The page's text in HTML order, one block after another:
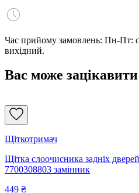
Час прийому замовлень: Пн-Пт:
вихідний.
Вас може зацікавити
Щіткотримач
Щітка слоочисника задніх
7700308803 замінник
449 ₴